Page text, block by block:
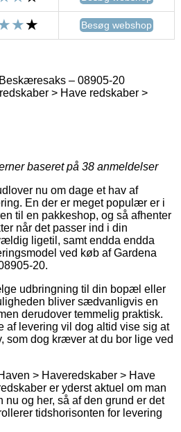
Besøg webshop
– 08905-20
> Have redskaber >
baseret på 38 anmeldelser
nu om dage et hav af
En der er meget populær er i
til en pakkeshop, og så afhenter
når det passer ind i din
ligetil, samt endda endda
ved køb af Gardena
20.
udbringning til din bopæl eller
bliver sædvanligvis en
derudover temmelig praktisk.
af levering vil dog altid vise sig at
som dog kræver at du bor lige ved
> Haveredskaber > Have
er yderst aktuel om man
nu og her, så af den grund er det
tidshorisonten for levering